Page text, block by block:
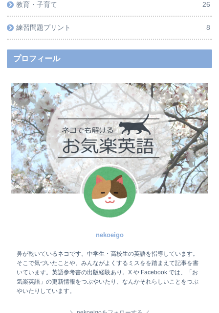
教育・子育て 26
練習問題プリント 8
プロフィール
nekoeigo
鼻が乾いているネコです。中学生・高校生の英語を指導しています。
そこで気づいたことや、みんながよくするミスをを踏まえて記事を書
いています。英語参考書の出版経験あり。X や Facebook では、「お
気楽英語」の更新情報をつぶやいたり、なんかそれらしいことをつぶ
やいたりしています。